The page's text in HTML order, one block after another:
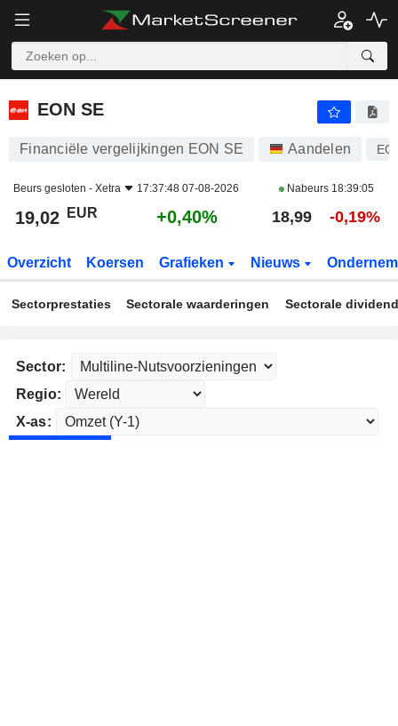
EON SE
EON SE
Financiële vergelijkingen EON SE Aandelen
Beurs gesloten - Xetra 17:37:48 07-08-2026 Nabeurs 18:39:05
19,02 EUR +0,40% 18,99 -0,19%
Overzicht Koersen Grafieken Nieuws
Sectorprestaties Sectorale waarderingen Sectorale
Sector:
Regio:
X-as: